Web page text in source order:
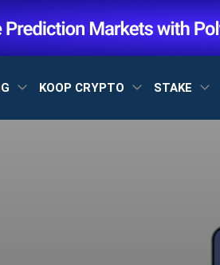
KOOP CRYPTO STAKE